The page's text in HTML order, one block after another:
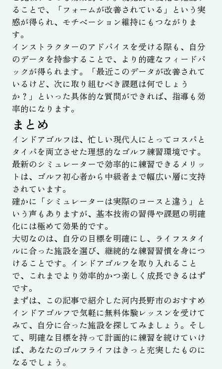
ることで、「フォームが改善されている」という実
感が得られ、モチベーション維持にもつながりま
す。
インストラクターのアドバイスを受ける際も、自分
のデータを持参することで、より的確なフィードバ
ックが得られます。「最近このデータが改善されて
いるけど、次に取り組むべき課題は何でしょう
か？」といった具体的な質問ができれば、指導も効
率的になります。
まとめ
インドアゴルフは、忙しい現代人にとってコスパと
タイパを両立させた理想的なゴルフ練習環境です。
最新のシミュレーターで効率的に練習できるメリッ
トは、ゴルフ初心者から中級者まで幅広い層に支持
されています。
確かに「シミュレーターは実際のコースと違う」と
いう声もありますが、基本技術の習得や課題の明確
化には極めて効果的です。
大切なのは、自分の目標を明確にし、ライフスタイ
ルに合った施設を選び、継続的な練習習慣を身につ
けることです。インドアゴルフを取り入れること
で、これまでより効率的かつ楽しく成長できるはず
です。
まずは、この記事で紹介した河内長野市のおすすめ
インドアゴルフで気軽に無料体験レッスンを受けて
みて、自分に合った施設を探してみましょう。そし
て、明確な目標を持って計画的に練習を続けていけ
ば、あなたのゴルフライフはきっと充実したものに
なるでしょう。